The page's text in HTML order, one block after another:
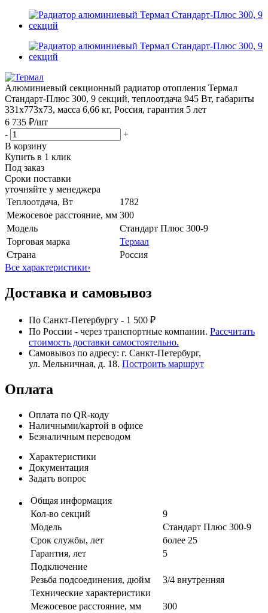
Алюминиевый секционный радиатор отопления Термал
Стандарт-Плюс 300, 9 секций, теплоотдача 945 Вт, габариты
331x773x73, масса 6,66 кг, Россия, гарантия 5 лет
6 735 ₽/шт
-
+
В корзину
Купить в 1 клик
Под заказ
Сроки поставки
уточняйте у менеджера
Теплоотдача, Вт
1782
Межосевое расстояние, мм 300
Модель
Стандарт Плюс 300-9
Торговая марка
Термал
Страна
Россия
Все характеристики›
Доставка и самовывоз
По Санкт-Петербургу - 1 500 ₽
По России - через транспортные компании. Рассчитать
стоимость доставки самостоятельно.
Самовывоз по адресу: г. Санкт-Петербург,
ул. Мельничная, д. 18. Построить маршрут
Оплата
Оплата по QR-коду
Наличными/картой в офисе
Безналичным переводом
Характеристики
Документация
Задать вопрос
Общая информация
Кол-во секций
9
Модель
Стандарт Плюс 300-9
Срок службы, лет
более 25
Гарантия, лет
5
Подключение
Резьба подсоединения, дюйм
3/4 внутренняя
Технические характеристики
Межосевое расстояние, мм
300